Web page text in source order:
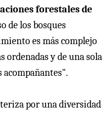
forestales de
de los bosques
es más complejo
ordenadas y de una sola
acompañantes".
por una diversidad